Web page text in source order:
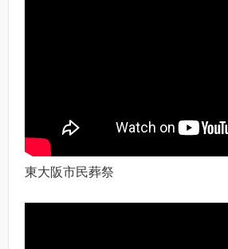
東大阪市民葬祭